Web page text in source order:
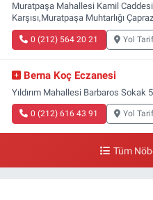
Muratpaşa Mahallesi Kamil Caddesi
Karşısı,Muratpaşa Muhtarlığı
0 (212) 564 20 21 Yol
Berna Koç Eczanesi
Yıldırım Mahallesi Barbaros Sokak
0 (212) 616 43 91 Yol
Tüm